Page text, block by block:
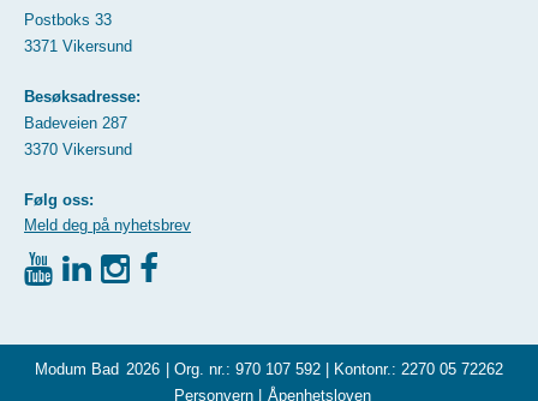
Postboks 33
3371 Vikersund
Besøksadresse:
Badeveien 287
3370 Vikersund
Følg oss:
Meld deg på nyhetsbrev
Modum Bad 2026
| Org. nr.: 970 107 592 | Kontonr.: 2270 05 72262
Personvern| Åpenhetsloven